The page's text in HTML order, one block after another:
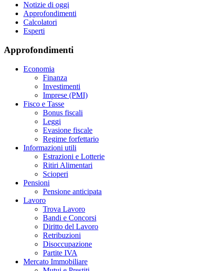
Notizie di oggi
Approfondimenti
Calcolatori
Esperti
Approfondimenti
Economia
Finanza
Investimenti
Imprese (PMI)
Fisco e Tasse
Bonus fiscali
Leggi
Evasione fiscale
Regime forfettario
Informazioni utili
Estrazioni e Lotterie
Ritiri Alimentari
Scioperi
Pensioni
Pensione anticipata
Lavoro
Trova Lavoro
Bandi e Concorsi
Diritto del Lavoro
Retribuzioni
Disoccupazione
Partite IVA
Mercato Immobiliare